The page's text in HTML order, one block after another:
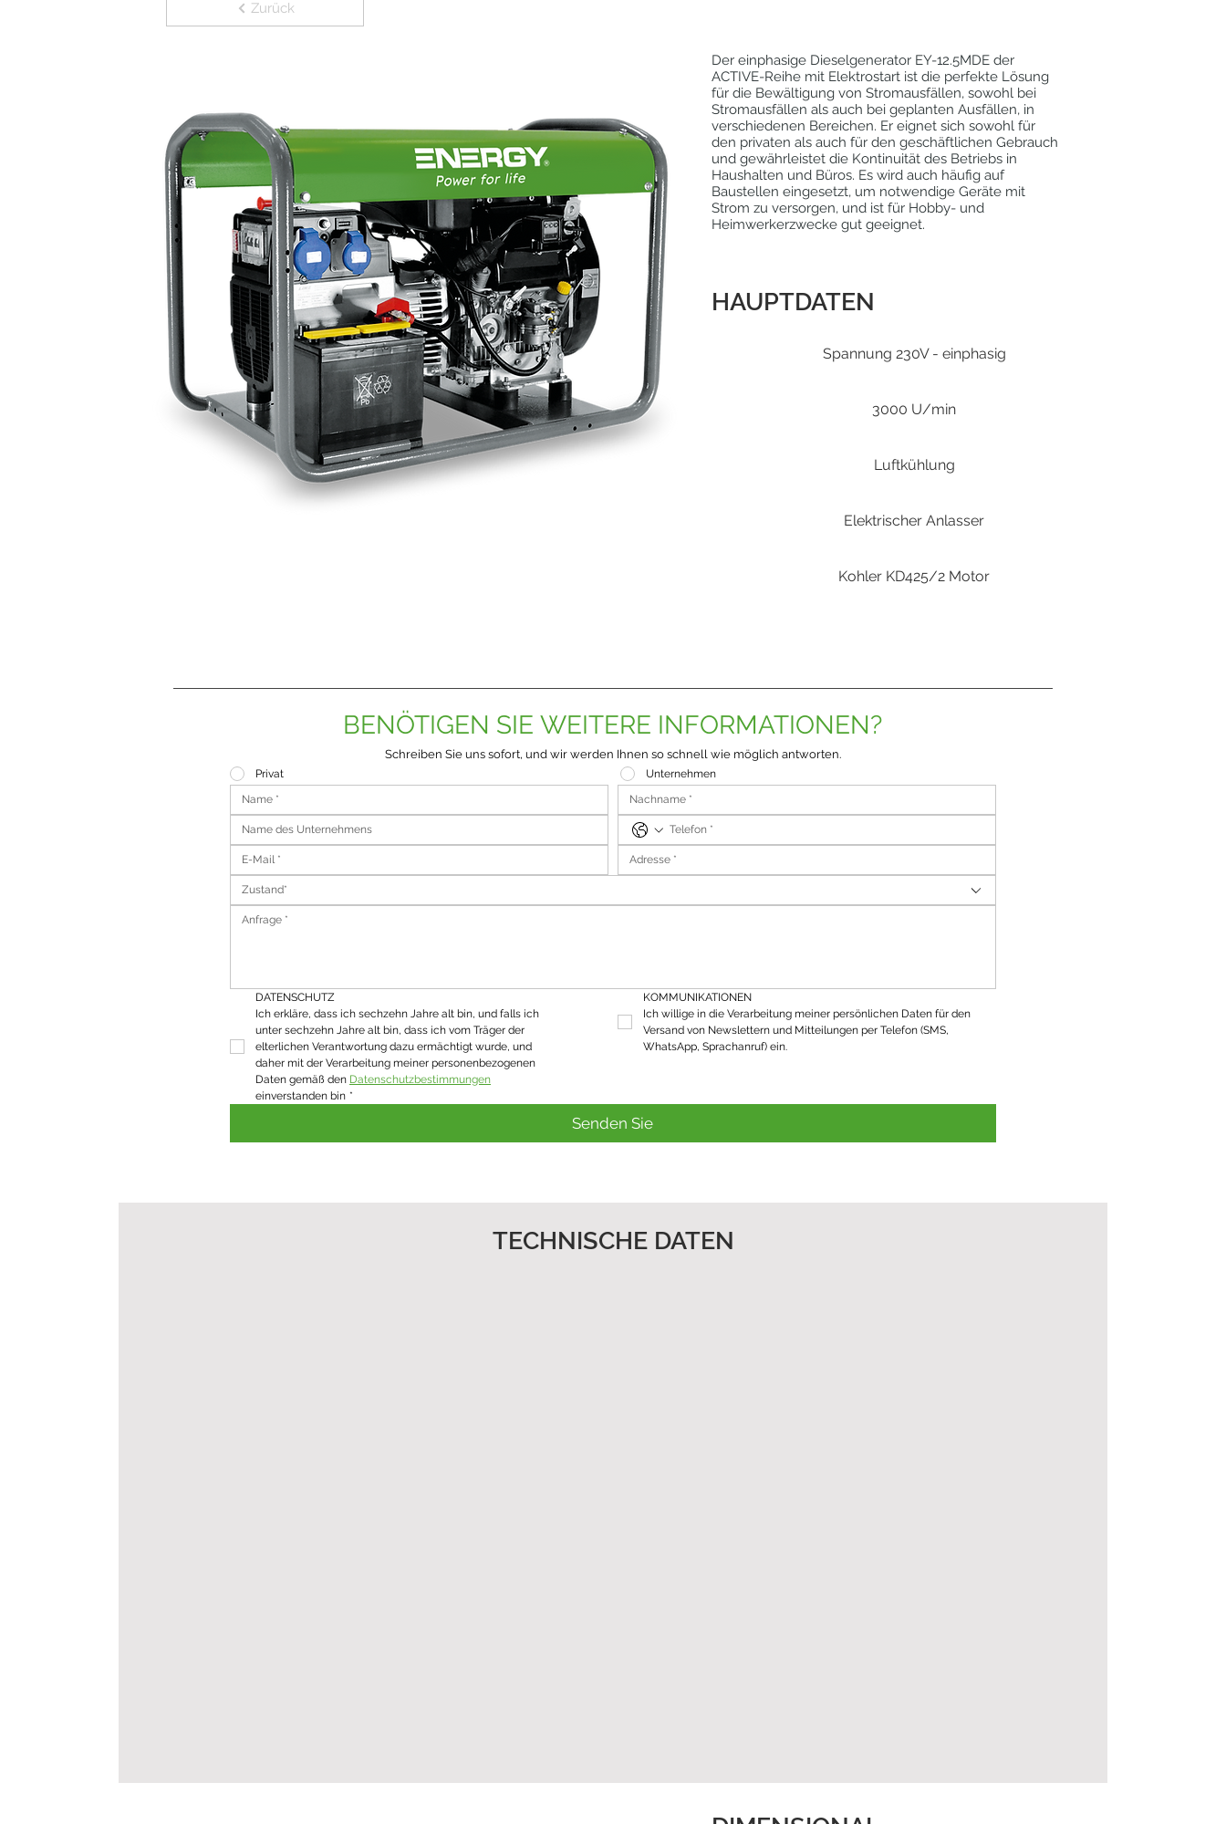
Zurück
Der einphasige Dieselgenerator EY-12.5MDE der
ACTIVE-Reihe mit Elektrostart ist die perfekte Lösung
für die Bewältigung von Stromausfällen, sowohl bei
Stromausfällen als auch bei geplanten Ausfällen, in
verschiedenen Bereichen. Er eignet sich sowohl für
den privaten als auch für den geschäftlichen Gebrauch
und gewährleistet die Kontinuität des Betriebs in
Haushalten und Büros. Es wird auch häufig auf
Baustellen eingesetzt, um notwendige Geräte mit
Strom zu versorgen, und ist für Hobby- und
Heimwerkerzwecke gut geeignet.
HAUPTDATEN
Spannung 230V - einphasig
3000 U/min
Luftkühlung
Elektrischer Anlasser
Kohler KD425/2 Motor
BENÖTIGEN SIE WEITERE INFORMATIONEN?
Schreiben Sie uns sofort, und wir werden Ihnen so schnell wie möglich antworten.
Privat Unternehmen
Zustand*
DATENSCHUTZ
Ich erkläre, dass ich sechzehn Jahre alt bin, und falls ich
unter sechzehn Jahre alt bin, dass ich vom Träger der
elterlichen Verantwortung dazu ermächtigt wurde, und
daher mit der Verarbeitung meiner personenbezogenen
Daten gemäß den Datenschutzbestimmungen
einverstanden bin *
KOMMUNIKATIONEN
Ich willige in die Verarbeitung meiner persönlichen Daten für den
Versand von Newslettern und Mitteilungen per Telefon (SMS,
WhatsApp, Sprachanruf) ein.
Senden Sie
TECHNISCHE DATEN